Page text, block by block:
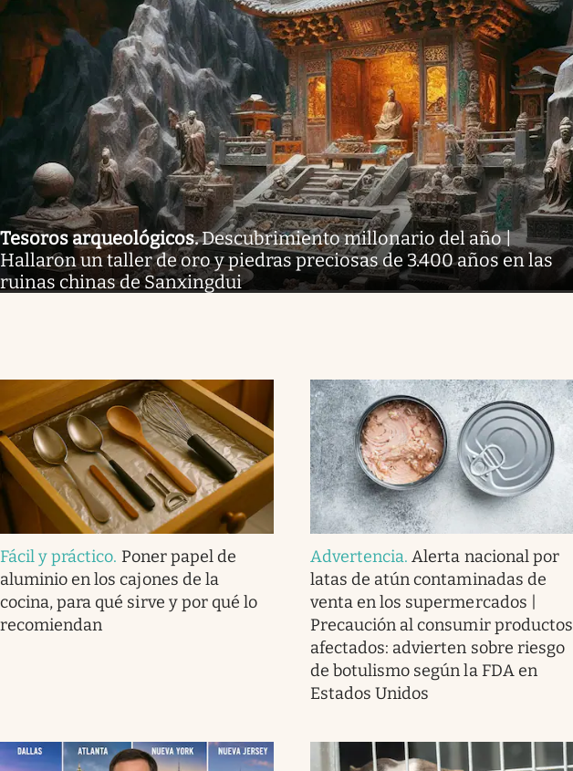
Tesoros arqueológicos.Descubrimiento millonario del año |
Hallaron un taller de oro y piedras preciosas de 3.400 años en las
ruinas chinas de Sanxingdui
Fácil y práctico. Poner papel de
aluminio en los cajones de la
cocina, para qué sirve y por qué lo
recomiendan
Advertencia.Alerta nacional por
latas de atún contaminadas de
venta en los supermercados |
Precaución al consumir productos
afectados: advierten sobre riesgo
de botulismo según la FDA en
Estados Unidos